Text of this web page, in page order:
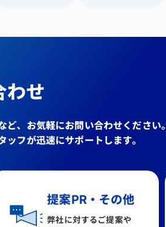
わせ
、お気軽にお問い合わせください。
フが迅速にサポートします。
提案PR・その他
弊社に対するご提案や